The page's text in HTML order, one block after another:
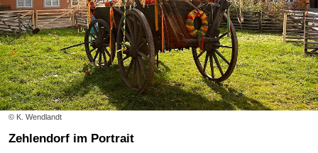
© K. Wendlandt
Zehlendorf im Portrait